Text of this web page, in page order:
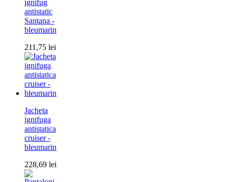
ignifug
antistatic
Santana -
bleumarin
211,75 lei
Jacheta
ignifuga
antistatica
cruiser -
bleumarin
228,69 lei